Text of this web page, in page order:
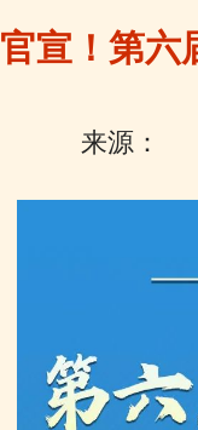
官宣！第六
来源：